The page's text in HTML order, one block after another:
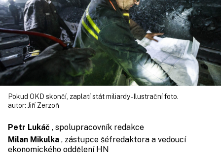
Pokud OKD skončí, zaplatí stát miliardy - Ilustrační foto.
autor: Jiří Zerzoň
Petr Lukáč , spolupracovník redakce
Milan Mikulka , zástupce šéfredaktora a vedoucí
ekonomického oddělení HN